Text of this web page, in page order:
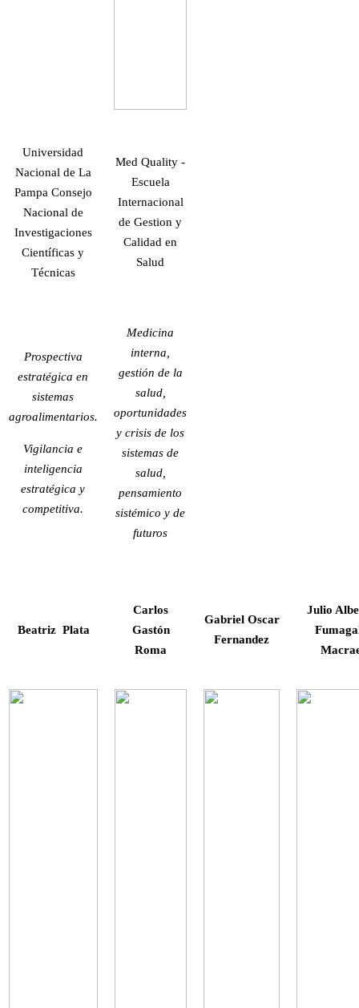
Universidad
Nacional de La
Pampa Consejo
Nacional de
Investigaciones
Científicas y
Técnicas
Med Quality -
Escuela
Internacional
de Gestion y
Calidad en
Salud
Prospectiva
estratégica en
sistemas
agroalimentarios.
Vigilancia e
inteligencia
estratégica y
competitiva.
Medicina
interna,
gestión de la
salud,
oportunidades
y crisis de los
sistemas de
salud,
pensamiento
sistémico y de
futuros
Beatriz Plata
Carlos
Gastón
Roma
Gabriel Oscar
Fernandez
Julio